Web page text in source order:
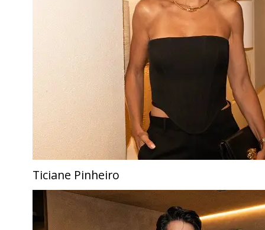
Ticiane Pinheiro